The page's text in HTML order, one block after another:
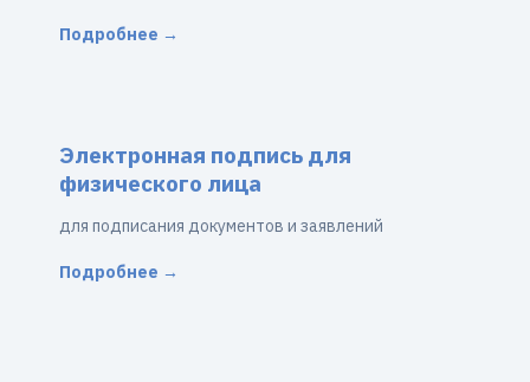
Подробнее →
Электронная подпись для
физического лица
для подписания документов и заявлений
Подробнее →